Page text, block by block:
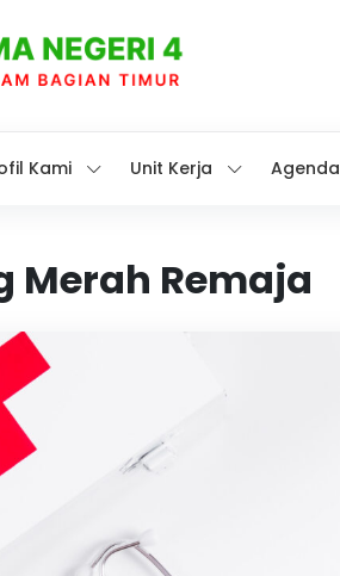
Kami Unit Kerja Agenda
Merah Remaja